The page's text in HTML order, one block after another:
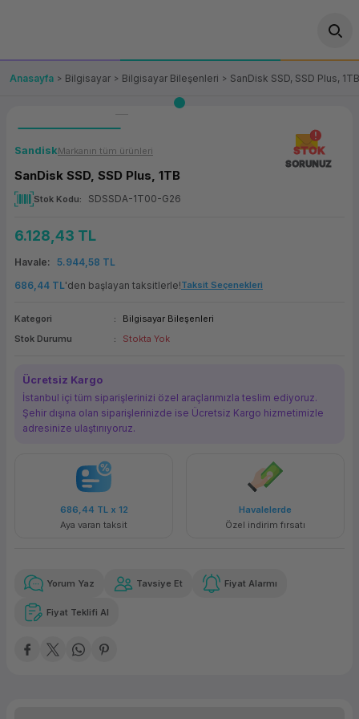
OT/VT Ürünleri
(Firewall)
Bileşenleri
Makinesi
Çözümleri
Yedekleme
Ürünler
Anasayfa Bilgisayar Bilgisayar Bileşenleri SanDisk SSD, SSD Plus, 1TB
STOK
SORUNUZ
SandiskMarkanın tüm ürünleri
SanDisk SSD, SSD Plus, 1TB
Stok Kodu SDSSDA-1T00-G26
6.128,43 TL
Havale
5.944,58 TL
686,44 TL'den başlayan taksitlerle!Taksit Seçenekleri
Kategori
Bilgisayar Bileşenleri
Stok Durumu
Stokta Yok
Ücretsiz Kargo
İstanbul içi tüm siparişlerinizi özel araçlarımızla teslim ediyoruz.
Şehir dışına olan siparişlerinizde ise Ücretsiz Kargo hizmetimizle
adresinize ulaştırııyoruz.
686,44 TLx 12
Aya varan taksit
Havalelerde
Özel indirim fırsatı
Yorum Yaz Tavsiye Et Fiyat Alarmı
Fiyat Teklifi Al